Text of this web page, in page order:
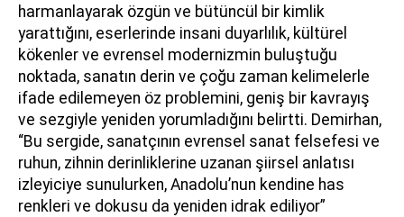
harmanlayarak özgün ve bütüncül bir kimlik
yarattığını, eserlerinde insani duyarlılık, kültürel
kökenler ve evrensel modernizmin buluştuğu
noktada, sanatın derin ve çoğu zaman kelimelerle
ifade edilemeyen öz problemini, geniş bir kavrayış
ve sezgiyle yeniden yorumladığını belirtti. Demirhan,
“Bu sergide, sanatçının evrensel sanat felsefesi ve
ruhun, zihnin derinliklerine uzanan şiirsel anlatısı
izleyiciye sunulurken, Anadolu’nun kendine has
renkleri ve dokusu da yeniden idrak ediliyor”